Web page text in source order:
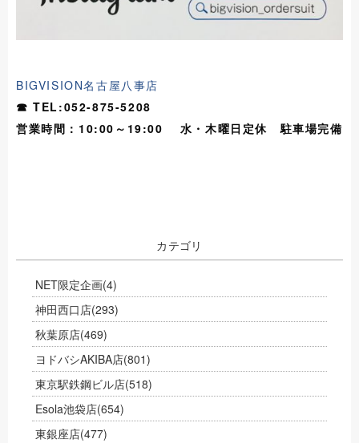
BIGVISION名古屋八事店
☎TEL:052-875-5208
営業時間：10:00～19:00 水・木曜日定休 駐車場完備
カテゴリ
NET限定企画(4)
神田西口店(293)
秋葉原店(469)
ヨドバシAKIBA店(801)
東京駅鉄鋼ビル店(518)
Esola池袋店(654)
東銀座店(477)